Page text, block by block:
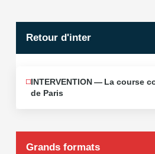
Retour d'inter
JUIN
12
INTERVENTION — La course
de Paris
Grands formats